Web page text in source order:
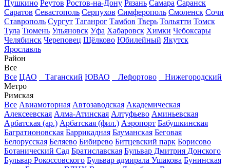
Пушкино Реутов Ростов-на-Дону Рязань Самара Саранск
Саратов Севастополь Серпухов Симферополь Смоленск Сочи
Ставрополь Сургут Таганрог Тамбов Тверь Тольятти Томск
Тула Тюмень Ульяновск Уфа Хабаровск Химки Чебоксары
Челябинск Череповец Щёлково Юбилейный Якутск
Ярославль
Район
Все
Все ЦАО Таганский ЮВАО Лефортово
Нижегородский
Метро
Римская
Все Авиамоторная Автозаводская Академическая
Алексеевская Алма-Атинская Алтуфьево Аминьевская
Арбатская (ар.) Арбатская (фил.) Аэропорт Бабушкинская
Багратионовская Баррикадная Бауманская Беговая
Белорусская Беляево Бибирево Битцевский парк Борисово
Ботанический Сад Братиславская Бульвар Дмитрия Донского
Бульвар Рокоссовского Бульвар адмирала Ушакова Бунинская